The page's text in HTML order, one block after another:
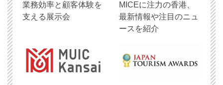
業務効率と顧客体験を
支える展示会
MICEに注力の香港、
最新情報や注目のニュ
ースを紹介